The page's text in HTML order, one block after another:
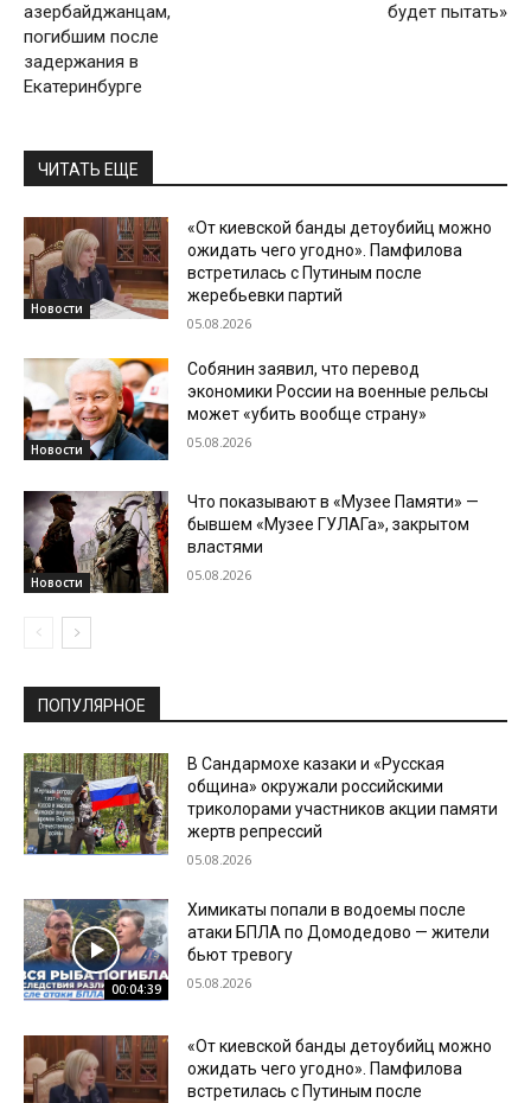
азербайджанцам,
погибшим после
задержания в
Екатеринбурге
будет пытать»
ЧИТАТЬ ЕЩЕ
Новости
«От киевской банды детоубийц можно
ожидать чего угодно». Памфилова
встретилась с Путиным после
жеребьевки партий
05.08.2026
Новости
Собянин заявил, что перевод
экономики России на военные рельсы
может «убить вообще страну»
05.08.2026
Новости
Что показывают в «Музее Памяти» —
бывшем «Музее ГУЛАГа», закрытом
властями
05.08.2026
ПОПУЛЯРНОЕ
В Сандармохе казаки и «Русская
община» окружали российскими
триколорами участников акции памяти
жертв репрессий
05.08.2026
00:04:39
Химикаты попали в водоемы после
атаки БПЛА по Домодедово — жители
бьют тревогу
05.08.2026
«От киевской банды детоубийц можно
ожидать чего угодно». Памфилова
встретилась с Путиным после